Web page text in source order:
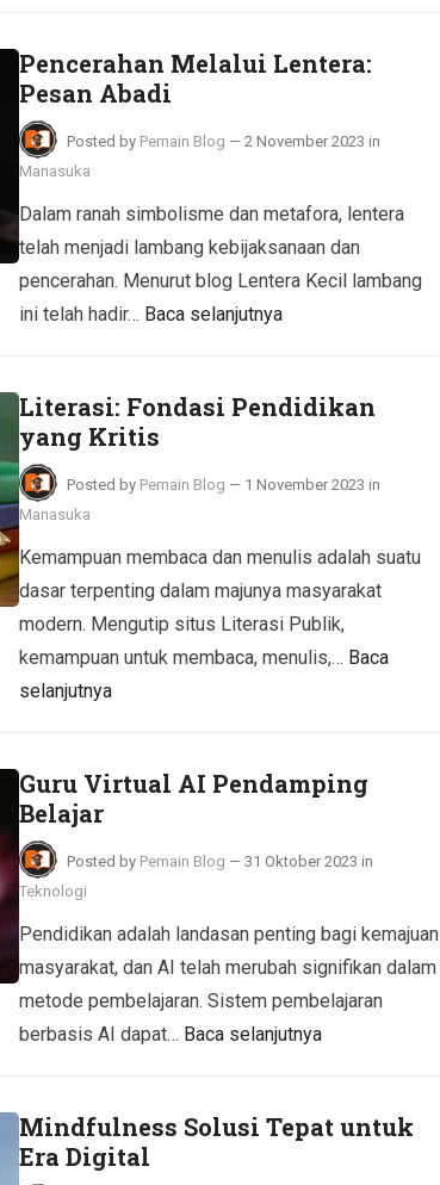
Pencerahan Melalui Lentera:
Pesan Abadi
Posted by Pemain Blog — 2 November 2023 in
Manasuka
Dalam ranah simbolisme dan metafora, lentera
telah menjadi lambang kebijaksanaan dan
pencerahan. Menurut blog Lentera Kecil lambang
ini telah hadir… Baca selanjutnya
Literasi: Fondasi Pendidikan
yang Kritis
Posted by Pemain Blog — 1 November 2023 in
Manasuka
Kemampuan membaca dan menulis adalah suatu
dasar terpenting dalam majunya masyarakat
modern. Mengutip situs Literasi Publik,
kemampuan untuk membaca, menulis,… Baca
selanjutnya
Guru Virtual AI Pendamping
Belajar
Posted by Pemain Blog — 31 Oktober 2023 in
Teknologi
Pendidikan adalah landasan penting bagi kemajuan
masyarakat, dan AI telah merubah signifikan dalam
metode pembelajaran. Sistem pembelajaran
berbasis AI dapat… Baca selanjutnya
Mindfulness Solusi Tepat untuk
Era Digital